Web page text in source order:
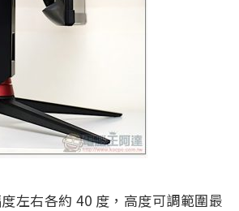
左右各約 40 度，高度可調範圍最